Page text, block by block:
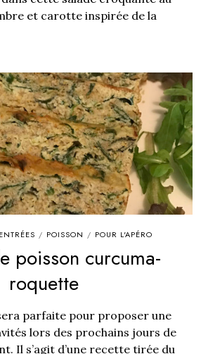
et carotte inspirée de la
ENTRÉES / POISSON / POUR L'APÉRO
poisson curcuma-
roquette
parfaite pour proposer une
lors des prochains jours de
Il s’agit d’une recette tirée du